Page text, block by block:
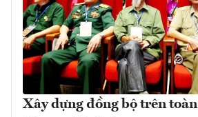
Xây dựng đồng bộ trên toàn